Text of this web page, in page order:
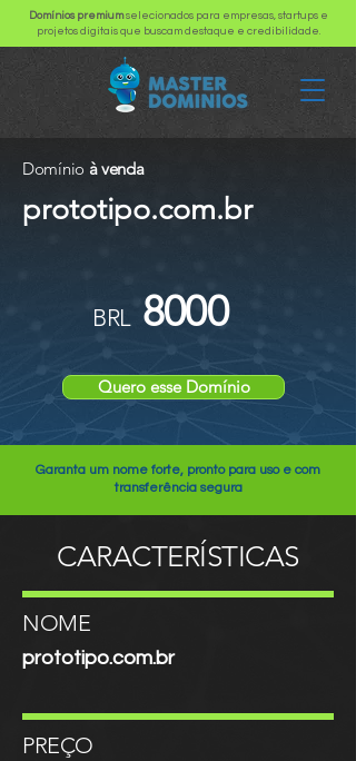
Domínios premiumselecionados para empresas, startups e
projetos digitais que buscam destaque e credibilidade.
Domínio à venda
prototipo.com.br
BRL 8000
Quero esse Domínio
Garanta um nome forte, pronto para uso e com
transferência segura
CARACTERÍSTICAS
NOME
prototipo.com.br
PREÇO